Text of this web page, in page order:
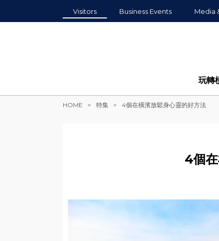
Visitors Business Events Media
玩轉
HOME 特集 4個在橫濱放鬆身心靈的好方法
4個